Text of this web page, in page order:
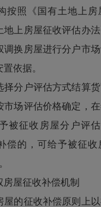
按照《国有土地上房
地上房屋征收评估办
调换房屋进行分户市
依据。
户评估方式结算货
市场评估价格确定，
被征收房屋分户评
偿的，可给予被征收
屋征收补偿机制
的征收补偿原则上以